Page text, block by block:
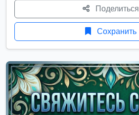
Поделиться
Сохранить